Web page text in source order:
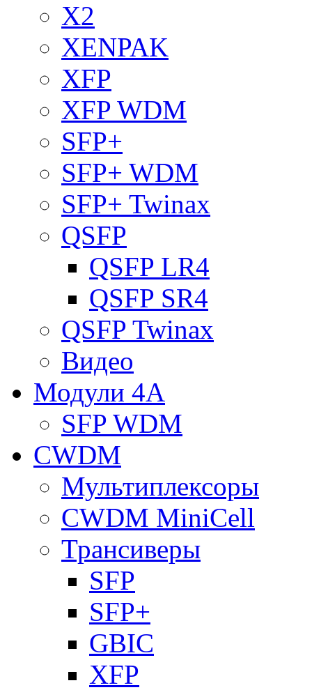
X2
XENPAK
XFP
XFP WDM
SFP+
SFP+ WDM
SFP+ Twinax
QSFP
QSFP LR4
QSFP SR4
QSFP Twinax
Видео
Модули 4A
SFP WDM
CWDM
Мультиплексоры
CWDM MiniCell
Трансиверы
SFP
SFP+
GBIC
XFP